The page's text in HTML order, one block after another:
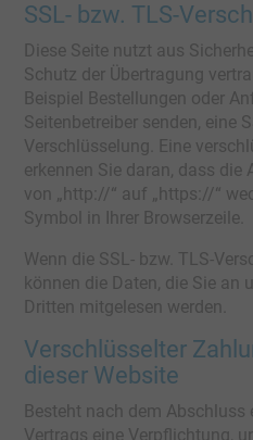
SSL- bzw. TLS-
Diese Seite nutzt aus
Schutz der Übertragung
Beispiel Bestellungen oder
Seitenbetreiber senden, eine
Verschlüsselung. Eine
erkennen Sie daran, dass die
von „http://“ auf „https://“
Symbol in Ihrer Browserzeile.
Wenn die SSL- bzw. TLS-
können die Daten, die Sie an
Dritten mitgelesen werden.
Verschlüsselter
dieser Website
Besteht nach dem
Vertrags eine Verpflichtung,